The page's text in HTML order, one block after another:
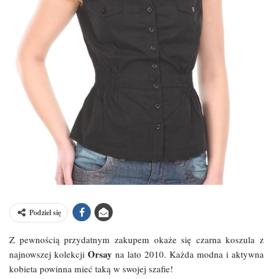
Podziel się
Z pewnością przydatnym zakupem okaże się czarna koszula z
najnowszej kolekcji Orsay na lato 2010. Każda modna i aktywna
kobieta powinna mieć taką w swojej szafie!